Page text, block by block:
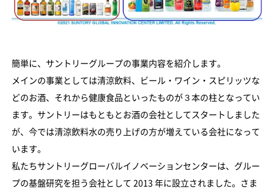
簡単に、サントリーグループの事業内容を紹介します。
メインの事業としては清涼飲料、ビール・ワイン・スピリッツな
どのお酒、それから健康食品といったものが３本の柱となってい
ます。サントリーはもともとお酒の会社としてスタートしました
が、今では清涼飲料水の売り上げの方が増えている会社になって
います。
私たちサントリーグローバルイノベーションセンターは、グルー
プの基盤研究を担う会社として 2013 年に設立されました。さま